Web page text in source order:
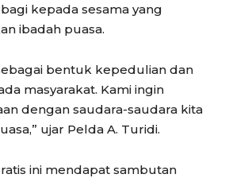
kepada sesama yang
ibadah puasa.
bentuk kepedulian dan
masyarakat. Kami ingin
dengan saudara-saudara kita
ujar Pelda A. Turidi.
ini mendapat sambutan